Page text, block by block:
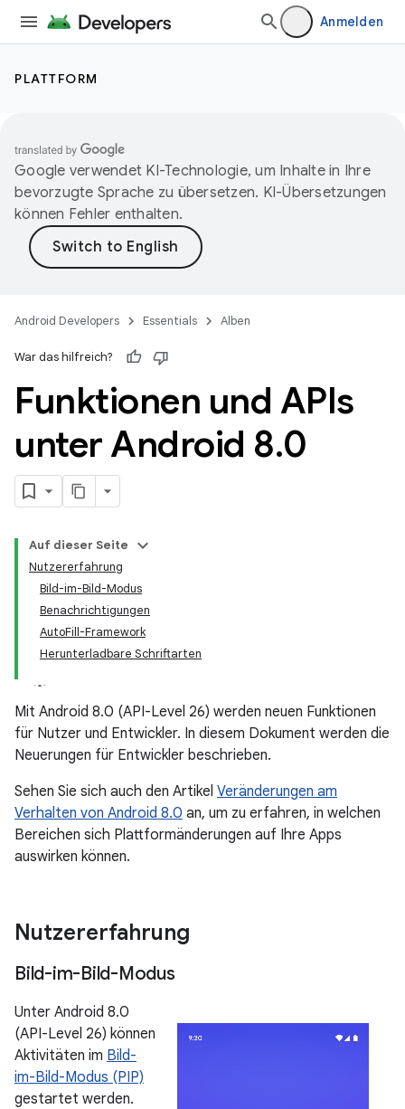
Anmelden
PLATTFORM
Google verwendet KI-Technologie, um Inhalte in Ihre
bevorzugte Sprache zu übersetzen. KI-Übersetzungen
können Fehler enthalten.
Android Developers Essentials Alben
War das hilfreich?
Funktionen und APIs
unter Android 8.0
Auf dieser Seite
Nutzererfahrung
Bild-im-Bild-Modus
Benachrichtigungen
AutoFill-Framework
Herunterladbare Schriftarten
Mit Android 8.0 (API-Level 26) werden neuen Funktionen
für Nutzer und Entwickler. In diesem Dokument werden die
Neuerungen für Entwickler beschrieben.
Sehen Sie sich auch den Artikel Veränderungen am
Verhalten von Android 8.0 an, um zu erfahren, in welchen
Bereichen sich Plattformänderungen auf Ihre Apps
auswirken können.
Nutzererfahrung
Bild-im-Bild-Modus
Unter Android 8.0
(API-Level 26) können
Aktivitäten im Bild-
im-Bild-Modus (PIP)
gestartet werden.